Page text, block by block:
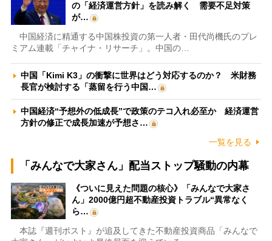
の「経済運営方針」を読み解く 需要不足対策
が…
中国経済に精通する中国株投資の第一人者・田代尚機氏のプレ
ミアム連載「チャイナ・リサーチ」。中国の…
中国「Kimi K3」の衝撃に世界はどう対応するのか？ 米財務
長官が検討する「蒸留を行う中国…
中国経済“予想外の低成長”で政策のテコ入れ必至か 経済運営
方針の修正で成長加速が予想さ…
一覧を見る
「みんなで大家さん」配当ストップ騒動の内幕
《ついに見えた問題の核心》「みんなで大家さ
ん」2000億円超不動産投資トラブル“異常なく
ら…
本誌『週刊ポスト』が追及してきた不動産投資商品「みんなで